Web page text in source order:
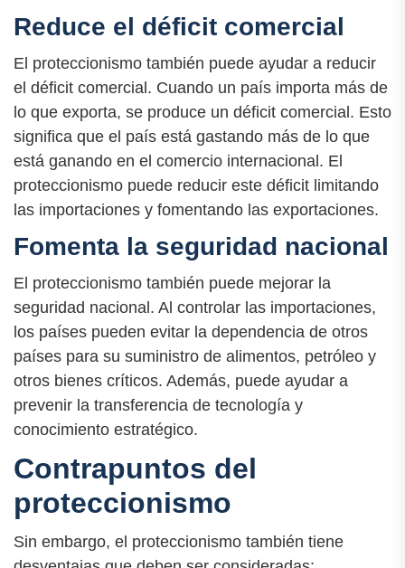
Reduce el déficit comercial
El proteccionismo también puede ayudar a reducir
el déficit comercial. Cuando un país importa más de
lo que exporta, se produce un déficit comercial. Esto
significa que el país está gastando más de lo que
está ganando en el comercio internacional. El
proteccionismo puede reducir este déficit limitando
las importaciones y fomentando las exportaciones.
Fomenta la seguridad nacional
El proteccionismo también puede mejorar la
seguridad nacional. Al controlar las importaciones,
los países pueden evitar la dependencia de otros
países para su suministro de alimentos, petróleo y
otros bienes críticos. Además, puede ayudar a
prevenir la transferencia de tecnología y
conocimiento estratégico.
Contrapuntos del
proteccionismo
Sin embargo, el proteccionismo también tiene